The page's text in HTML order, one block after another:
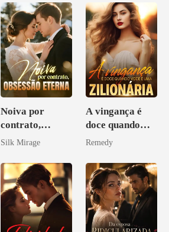
Noiva por
contrato,
obsessão eterna
Silk Mirage
A vingança é
doce quando
você é uma
Remedy